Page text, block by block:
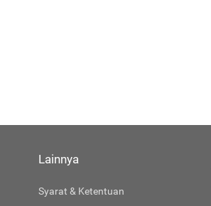
Lainnya
Syarat & Ketentuan